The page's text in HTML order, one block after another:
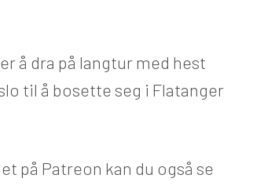
å dra på langtur med hest
til å bosette seg i Flatanger
på Patreon kan du også se